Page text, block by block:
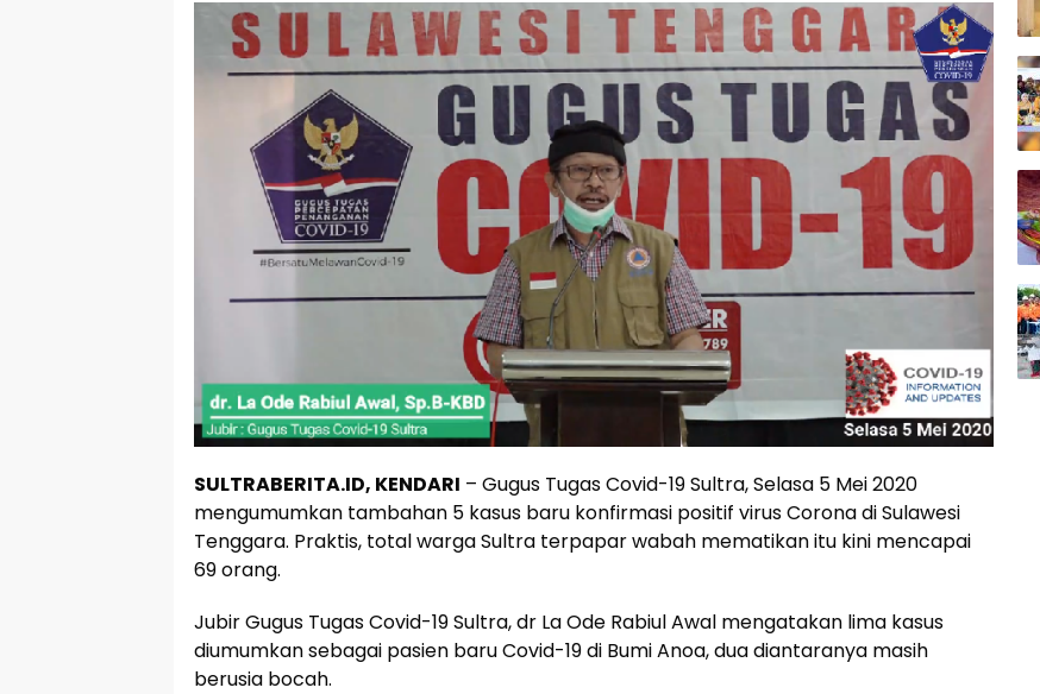
SULTRABERITA.ID, KENDARI – Gugus Tugas Covid-19 Sultra, Selasa 5 Mei 2020
mengumumkan tambahan 5 kasus baru konfirmasi positif virus Corona di Sulawesi
Tenggara. Praktis, total warga Sultra terpapar wabah mematikan itu kini mencapai
69 orang.
Jubir Gugus Tugas Covid-19 Sultra, dr La Ode Rabiul Awal mengatakan lima kasus
diumumkan sebagai pasien baru Covid-19 di Bumi Anoa, dua diantaranya masih
berusia bocah.